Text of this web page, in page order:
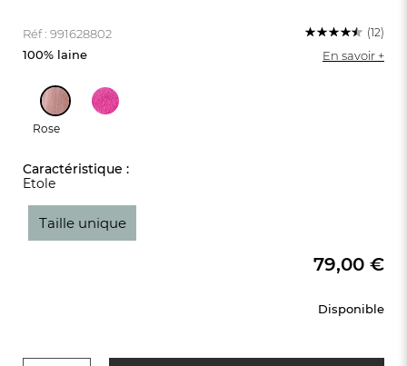
FR
Réf : 991628802
100% laine
(12)
En savoir +
Rose
Caractéristique :
Etole
Taille unique
Disponible
79,00 €